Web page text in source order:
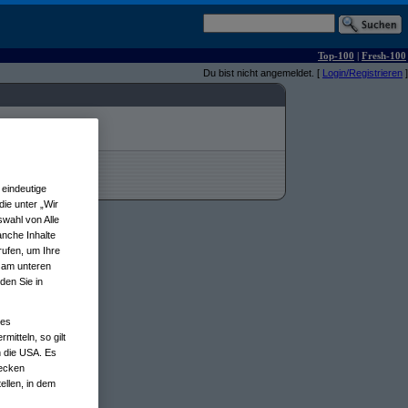
Top-100 | Fresh-100
Du bist nicht angemeldet. [ Login/Registrieren ]
unter „Wir
von Alle
Inhalte
um Ihre
unteren
Sie in
so gilt
die USA. Es
in dem